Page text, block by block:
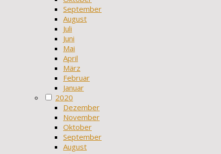
September
August
Juli
Juni
Mai
April
März
Februar
Januar
2020
Dezember
November
Oktober
September
August